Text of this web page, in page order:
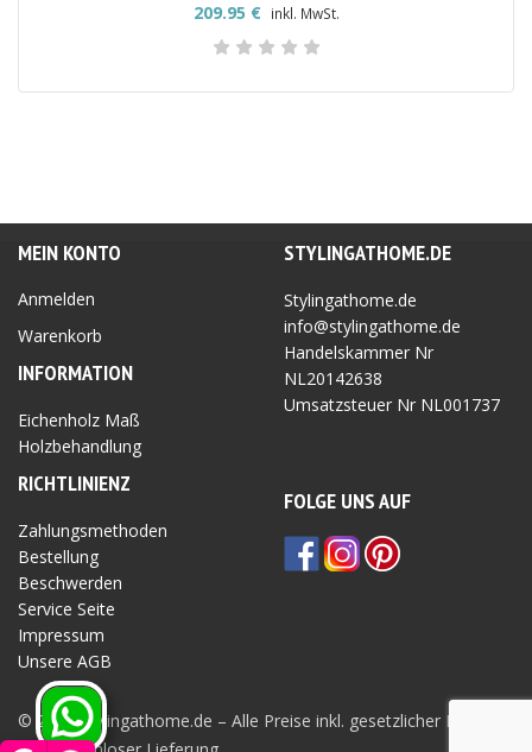
209.95 € inkl. MwSt.
MEIN KONTO
Anmelden
Warenkorb
INFORMATION
Eichenholz Maß
Holzbehandlung
RICHTLINIENZ
Zahlungsmethoden
Bestellung
Beschwerden
Service Seite
Impressum
Unsere AGB
Privatsphäre Seite
STYLINGATHOME.DE
Stylingathome.de
info@stylingathome.de
Handelskammer Nr
NL20142638
Umsatzsteuer Nr NL001737
FOLGE UNS AUF
© 2026 Stylingathome.de – Alle Preise inkl. gesetzlicher MwSt.